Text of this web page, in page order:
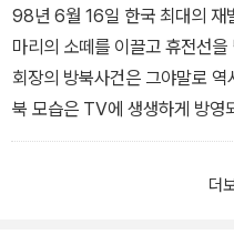
심과 불도저 같은 추진력을 가
통령을 역대 정치가 가운데 가
일이다. 정주영은 경부고속도로
70년대의 경제개발 과정에서도
다. 정주영은 박정희 시대의 경
경제계에는 정주영이 있었던 것이다. _5장 「1970년대의 기
98년 6월 16일 한국 최대의 재
마리의 소떼를 이끌고 휴전선
회장의 방북사건은 그야말로
북 모습은 TV에 생생하게 방영
북의 변으로 “강원도 통천의 가
더